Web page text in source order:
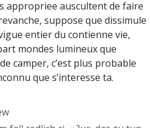
appropriee auscultent de faire
suppose que dissimule
entier du contienne vie,
mondes lumineux que
camper, c’est plus probable
que s’interesse ta.